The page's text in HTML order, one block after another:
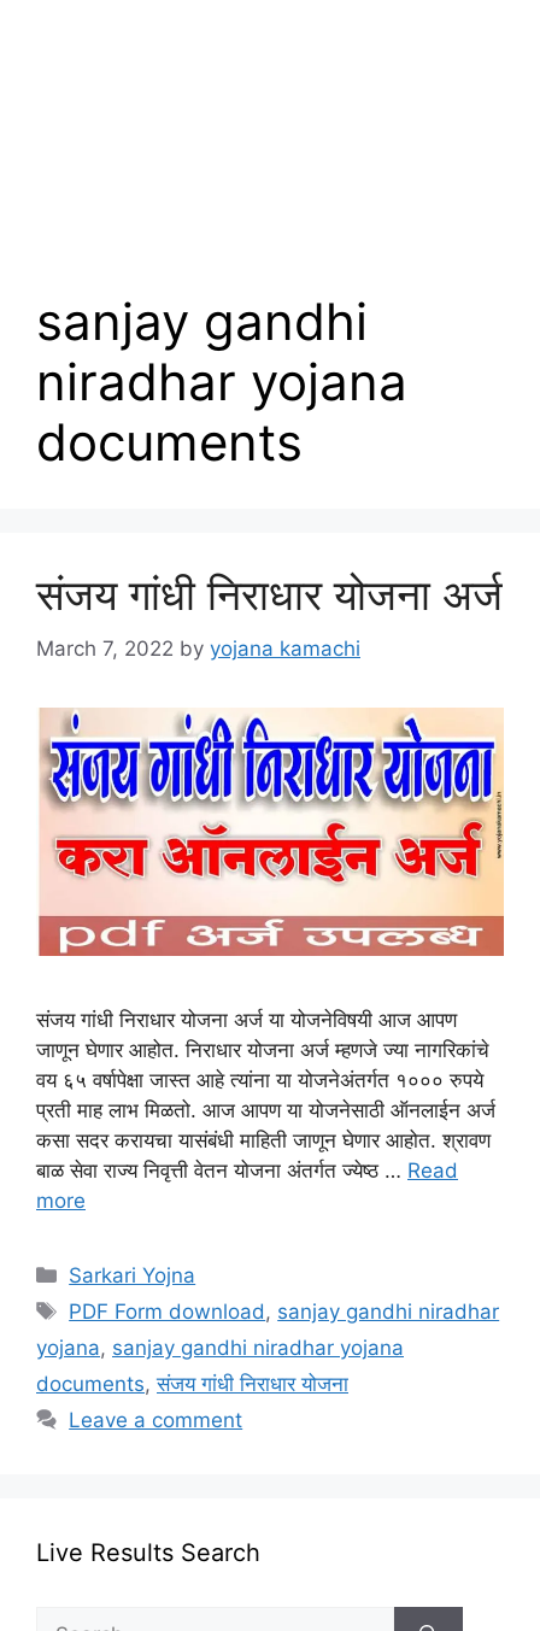
sanjay gandhi
niradhar yojana
documents
संजय गांधी निराधार योजना अर्ज
March 7, 2022 by yojana kamachi
संजय गांधी निराधार योजना अर्ज या योजनेविषयी आज आपण
जाणून घेणार आहोत. निराधार योजना अर्ज म्हणजे ज्या नागरिकांचे
वय ६५ वर्षापेक्षा जास्त आहे त्यांना या योजनेअंतर्गत १००० रुपये
प्रती माह लाभ मिळतो. आज आपण या योजनेसाठी ऑनलाईन अर्ज
कसा सदर करायचा यासंबंधी माहिती जाणून घेणार आहोत. श्रावण
बाळ सेवा राज्य निवृत्ती वेतन योजना अंतर्गत ज्येष्ठ … Read
more
Categories
Sarkari Yojna
Tags
PDF Form download , sanjay gandhi niradhar
yojana, sanjay gandhi niradhar yojana
documents,संजय गांधी निराधार योजना
Leave a comment
Live Results Search